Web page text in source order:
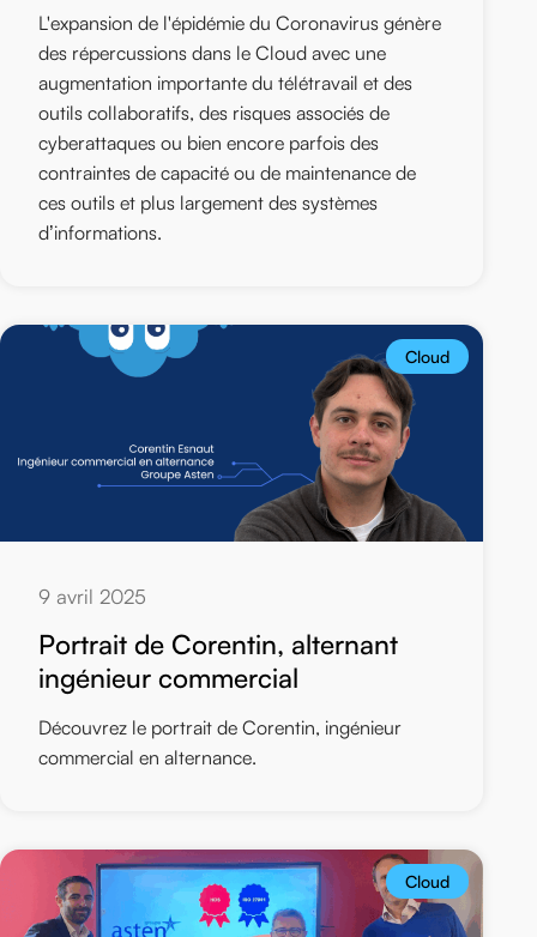
L'expansion de l'épidémie du Coronavirus génère
des répercussions dans le Cloud avec une
augmentation importante du télétravail et des
outils collaboratifs, des risques associés de
cyberattaques ou bien encore parfois des
contraintes de capacité ou de maintenance de
ces outils et plus largement des systèmes
d’informations.
Cloud
9 avril 2025
Portrait de Corentin, alternant
ingénieur commercial
Découvrez le portrait de Corentin, ingénieur
commercial en alternance.
Cloud